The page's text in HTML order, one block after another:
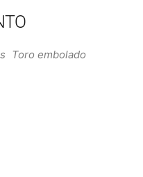
Toro embolado